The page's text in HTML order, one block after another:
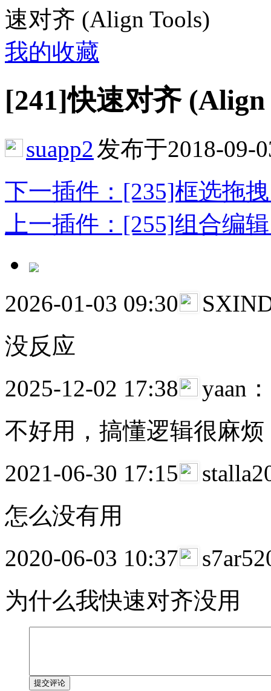
速对齐 (Align Tools)
我的收藏
[241]快速对齐 (Align
suapp2发布于2018-09-
下一插件：[235]框选拖拽
上一插件：[255]组合编
2026-01-03 09:30
没反应
2025-12-02 17:38
yaan：
不好用，搞懂逻辑很麻烦
2021-06-30 17:15
怎么没有用
2020-06-03 10:37
为什么我快速对齐没用
提交评论